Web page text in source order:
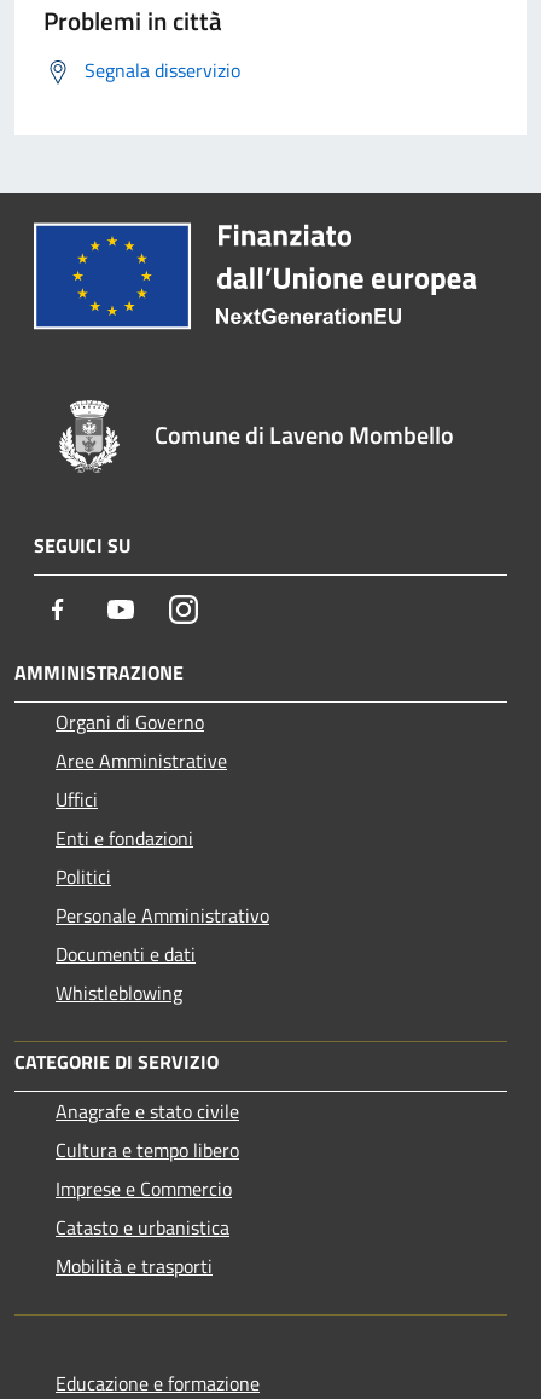
Problemi in città
Segnala disservizio
Comune di Laveno Mombello
SEGUICI SU
Facebook YoutubeInstagram
AMMINISTRAZIONE
Organi di Governo
Aree Amministrative
Uffici
Enti e fondazioni
Politici
Personale Amministrativo
Documenti e dati
Whistleblowing
CATEGORIE DI SERVIZIO
Anagrafe e stato civile
Cultura e tempo libero
Imprese e Commercio
Catasto e urbanistica
Mobilità e trasporti
Educazione e formazione